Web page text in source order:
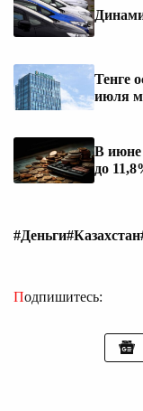
Тенге
июля
В июне
до
#Деньги#Казахстан
Подпишитесь: